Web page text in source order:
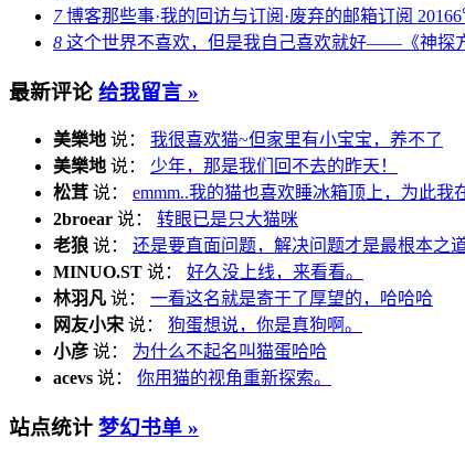
7博客那些事·我的回访与订阅·废弃的邮箱订阅
8 这个世界不喜欢，但是我自己喜欢就好——《神探
最新评论 给我留言 »
美樂地 说： 我很喜欢猫~但家里有小宝宝，养不了
美樂地 说： 少年，那是我们回不去的昨天！
松茸 说： emmm..我的猫也喜欢睡冰箱顶上，为此
2broear 说： 转眼已是只大猫咪
老狼 说： 还是要直面问题，解决问题才是最根本之道
MINUO.ST 说： 好久没上线，来看看。
林羽凡 说： 一看这名就是寄于了厚望的，哈哈哈
网友小宋 说： 狗蛋想说，你是真狗啊。
小彦 说： 为什么不起名叫猫蛋哈哈
acevs 说： 你用猫的视角重新探索。
站点统计 梦幻书单 »